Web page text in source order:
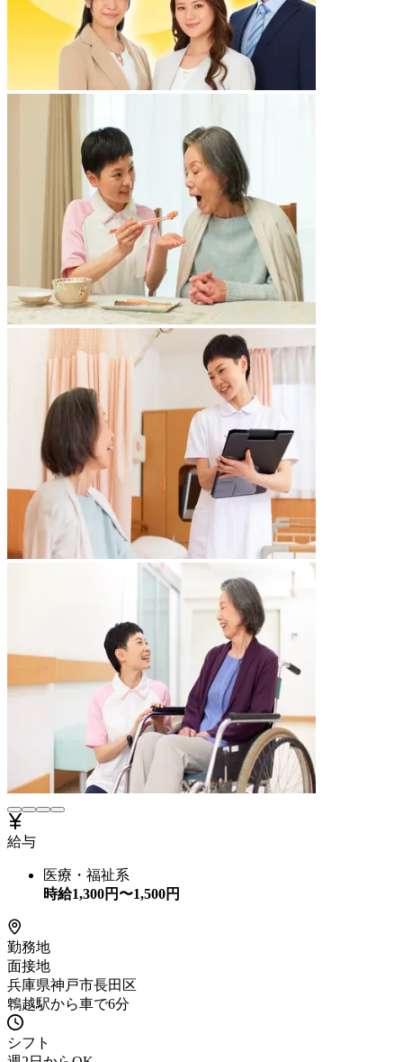
給与
医療・福祉系
時給1,300円〜1,500円
勤務地
面接地
兵庫県神戸市長田区
鵯越駅から車で6分
シフト